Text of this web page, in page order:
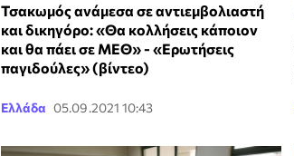
Τσακωμός ανάμεσα σε αντιεμβολιαστή
και δικηγόρο: «Θα κολλήσεις κάποιον
και θα πάει σε ΜΕΘ» - «Ερωτήσεις
παγιδούλες» (βίντεο)
Ελλάδα 05.09.2021 10:43